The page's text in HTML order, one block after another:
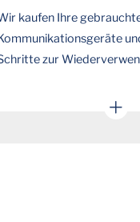
kaufen Ihre
zur
Tablets, Monitore